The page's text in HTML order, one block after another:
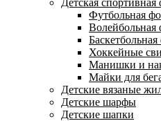
Футбольная
Волейбольная
Хоккейные
Манишки и
Майки для
Детские вязаные
Детские шарфы
Детские шапки